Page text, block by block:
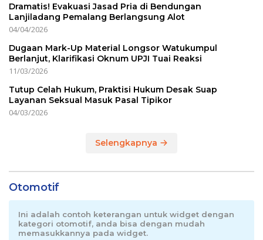
Dramatis! Evakuasi Jasad Pria di Bendungan
Lanjiladang Pemalang Berlangsung Alot
04/04/2026
Dugaan Mark-Up Material Longsor Watukumpul
Berlanjut, Klarifikasi Oknum UPJI Tuai Reaksi
11/03/2026
Tutup Celah Hukum, Praktisi Hukum Desak Suap
Layanan Seksual Masuk Pasal Tipikor
04/03/2026
Selengkapnya
Otomotif
Ini adalah contoh keterangan untuk widget dengan
kategori otomotif, anda bisa dengan mudah
memasukkannya pada widget.